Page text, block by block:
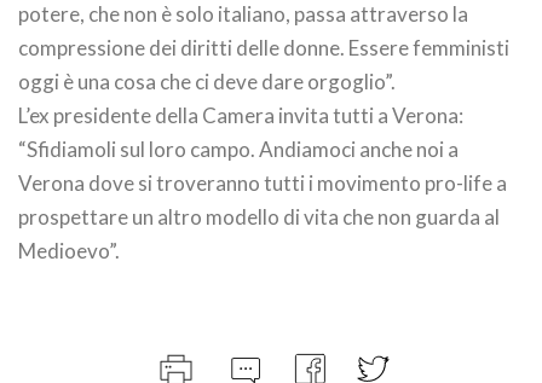
potere, che non è solo italiano, passa attraverso la
compressione dei diritti delle donne. Essere femministi
oggi è una cosa che ci deve dare orgoglio”.
L’ex presidente della Camera invita tutti a Verona:
“Sfidiamoli sul loro campo. Andiamoci anche noi a
Verona dove si troveranno tutti i movimento pro-life a
prospettare un altro modello di vita che non guarda al
Medioevo”.